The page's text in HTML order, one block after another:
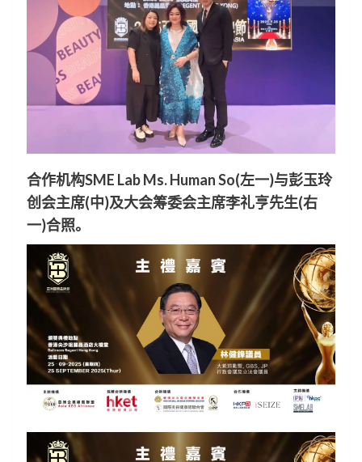
合作机构SME Lab Ms. Human So(左一)与彭玉玲
创会主席(中)及大会筹委会主席李礼亨先生(右
一)合照。